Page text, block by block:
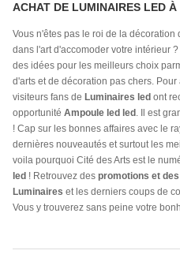
ACHAT DE LUMINAIRES LED À
Vous n'êtes pas le roi de la
dans l'art d'accomoder votre intérieur
des idées pour les meilleurs choix
d'arts et de décoration pas chers.
visiteurs fans de Luminaires led ont
opportunité Ampoule led led . Il est
! Cap sur les bonnes affaires avec le
dernières nouveautés et surtout les
voila pourquoi Cité des Arts est le
led ! Retrouvez des promotions et
Luminaires et les derniers coups de
Vous y trouverez sans peine votre